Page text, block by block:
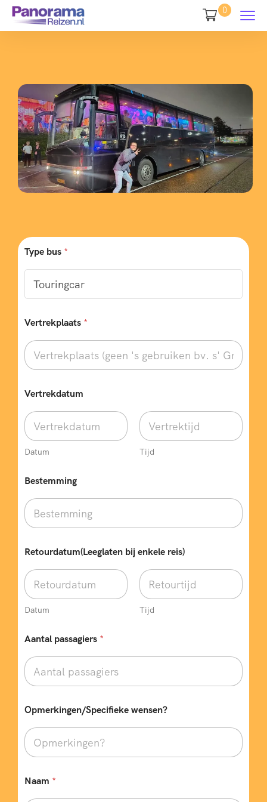
0
Type bus *
Vertrekplaats *
Vertrekdatum
Datum Tijd
Bestemming
Retourdatum(Leeglaten bij enkele reis)
Datum Tijd
Aantal passagiers *
Opmerkingen/Specifieke wensen?
a
Naam *